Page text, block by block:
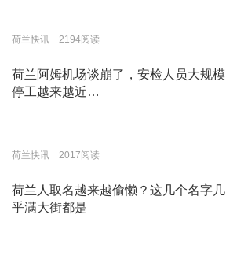
荷兰快讯 2194阅读
荷兰阿姆机场谈崩了，安检人员大规模
停工越来越近…
荷兰快讯 2017阅读
荷兰人取名越来越偷懒？这几个名字几
乎满大街都是